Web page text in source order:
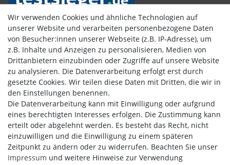
Kundenbewertungen
Wir verwenden Cookies und ähnliche Technologien auf
unserer Website und verarbeiten personenbezogene Daten
von Besucher:innen unserer Webseite (z.B. IP-Adresse), um
z.B. Inhalte und Anzeigen zu personalisieren, Medien von
Drittanbietern einzubinden oder Zugriffe auf unsere Website
zu analysieren. Die Datenverarbeitung erfolgt erst durch
gesetzte Cookies. Wir teilen diese Daten mit Dritten, die wir in
den Einstellungen benennen.
Die Datenverarbeitung kann mit Einwilligung oder aufgrund
eines berechtigten Interesses erfolgen. Die Zustimmung kann
erteilt oder abgelehnt werden. Es besteht das Recht, nicht
einzuwilligen und die Einwilligung zu einem späteren
Zeitpunkt zu ändern oder zu widerrufen. Beachten Sie unser
Impressum und weitere Hinweise zur Verwendung